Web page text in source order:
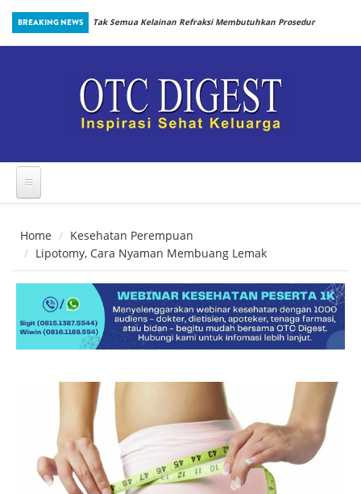
Skip to main content
BREAKING NEWS
Sejak
Tak Semua Kelainan Refraksi Membutuhkan Prosedur
Home
Kesehatan Perempuan
Lipotomy, Cara Nyaman Membuang Lemak